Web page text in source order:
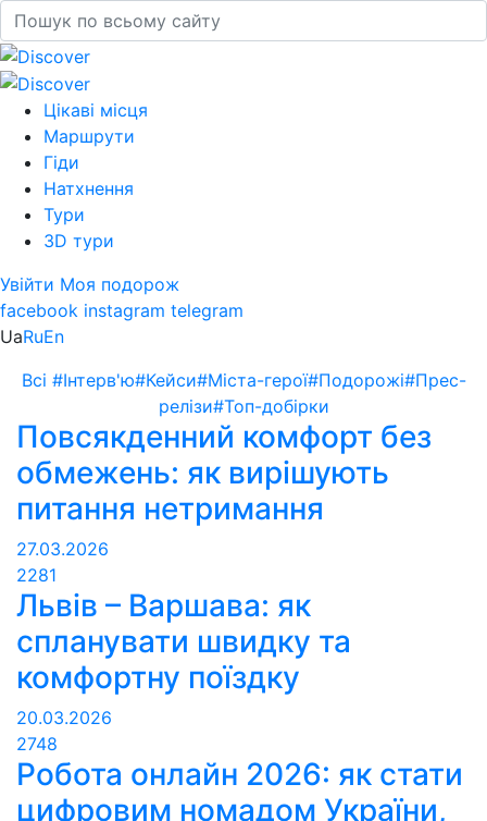
Цікаві місця
Маршрути
Гіди
Натхнення
Тури
3D тури
Увійти Моя подорож
facebook instagram telegram
UaRuEn
Всі #Інтерв'ю#Кейси#Міста-герої#Подорожі#Прес-
релізи#Топ-добірки
Повсякденний комфорт без
обмежень: як вирішують
питання нетримання
27.03.2026
2281
Львів – Варшава: як
спланувати швидку та
комфортну поїздку
20.03.2026
2748
Робота онлайн 2026: як стати
цифровим номадом України,